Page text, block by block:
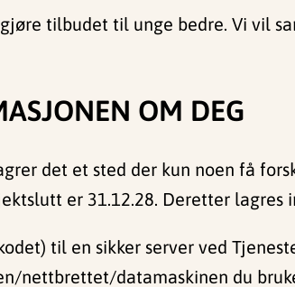
tilbudet til unge bedre. Vi vil
OM DEG
det et sted der kun noen få
er 31.12.28. Deretter
til en sikker server ved
nettbrettet/datamaskinen du